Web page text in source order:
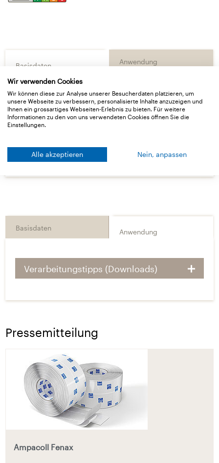
Basisdaten Anwendung
Lieferformen
Technische Daten
Downloads
Basisdaten Anwendung
Verarbeitungstipps (Downloads)
Pressemitteilung
Ampacoll Fenax
Wir verwenden Cookies
Wir können diese zur Analyse unserer Besucherdaten platzieren, um
unsere Webseite zu verbessern, personalisierte Inhalte anzuzeigen und
Ihnen ein grossartiges Webseiten-Erlebnis zu bieten. Für weitere
Informationen zu den von uns verwendeten Cookies öffnen Sie die
Einstellungen.
Alle akzeptieren Nein, anpassen